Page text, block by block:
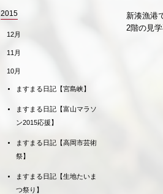
新湊漁港
2階の見
2015
12月
11月
10月
ますまる日記【宮島峡】
ますまる日記【富山マラソ
ン2015応援】
ますまる日記【高岡市芸術
祭】
ますまる日記【生地たいま
つ祭り】